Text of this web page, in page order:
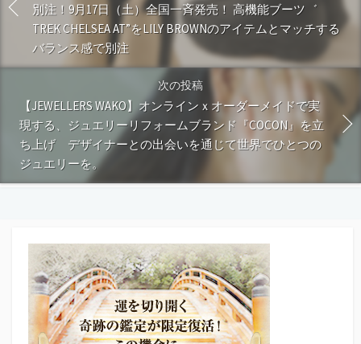
別注！9月17日（土）全国一斉発売！ 高機能ブーツ゛
TREK CHELSEA AT”をLILY BROWNのアイテムとマッチする
バランス感で別注
次の投稿
【JEWELLERS WAKO】オンラインｘオーダーメイドで実
現する、ジュエリーリフォームブランド『COCON』を立
ち上げ デザイナーとの出会いを通じて世界でひとつの
ジュエリーを。